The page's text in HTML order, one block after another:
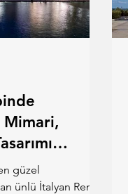
güzel
ünlü İtalyan Renzo